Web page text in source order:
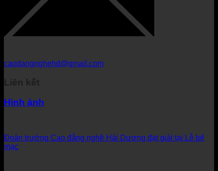
caodangnghehd@gmail.com
Liên kết
Hình ảnh
Đoàn trường Cao đẳng nghề Hải Dương đạt giải tại Lễ bế
mạc